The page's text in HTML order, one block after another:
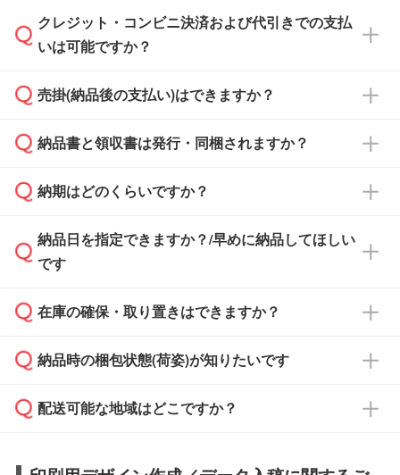
通常、翌営業日までにお送りしております。混
雑状況によっては、お時間をいただくこともご
依頼いただいた場合は、翌営業日以降のご連絡
クレジット・コンビニ決済および代引きでの支払
いは可能ですか？
銀行振込のみのご対応となります。
売掛(納品後の支払い)はできますか？
基本的には先入金をお願いしておりますが、自
どの場合は、月末締め翌月末払いに対応可能で
また、卒業・卒園記念品で対策委員会や個人様
校や幼稚園・保育園であれば、同様の条件でご
ご希望の際は担当スタッフまでお気軽にご相談
ください。
納品書と領収書は発行・同梱されますか？
納品書・領収書は ご依頼をいただいた場合の
ず、通常はPDFデータをメール添付でお送りし
ます。
たは注文フォームの『ご注文に関する備考欄』
納期はどのくらいですか？
・印刷する場合(500個程度)
ご入金、イメージ画像の校了から約2週間～2
ご入金確認後、1～2営業日で出荷いたしま
タッフまでお問い合わせください。
納品日を指定できますか？/早めに納品してほしい
です
ご希望の納期がある場合は、お問い合わせ・お
い。
応が可能かご案内いたします。
在庫の確保・取り置きはできますか？
ご入金確認後に在庫を確保し、注文確定のご連
はできかねますので予めご了承ください。
納品時の梱包状態(荷姿)が知りたいです
商品によって異なります。各ページにある商品
配送可能な地域はどこですか？
日本全国へお届けが可能です。なお、海外への